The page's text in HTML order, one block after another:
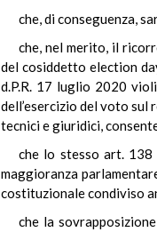
che, di conseguenza,
che, nel merito, il
del cosiddetto election
d.P.R. 17 luglio 2020
dell’esercizio del voto sul
tecnici e giuridici,
che lo stesso art. 138
maggioranza
costituzionale condiviso
che la